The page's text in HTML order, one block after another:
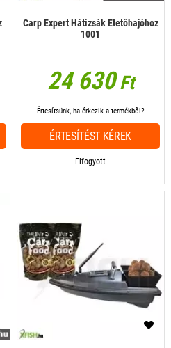
Carp Expert Hátizsák Etetőhajóhoz
1001
24 630Ft
Elfogyott
Értesítsünk, ha érkezik a termékből?
ÉRTESÍTÉST KÉREK